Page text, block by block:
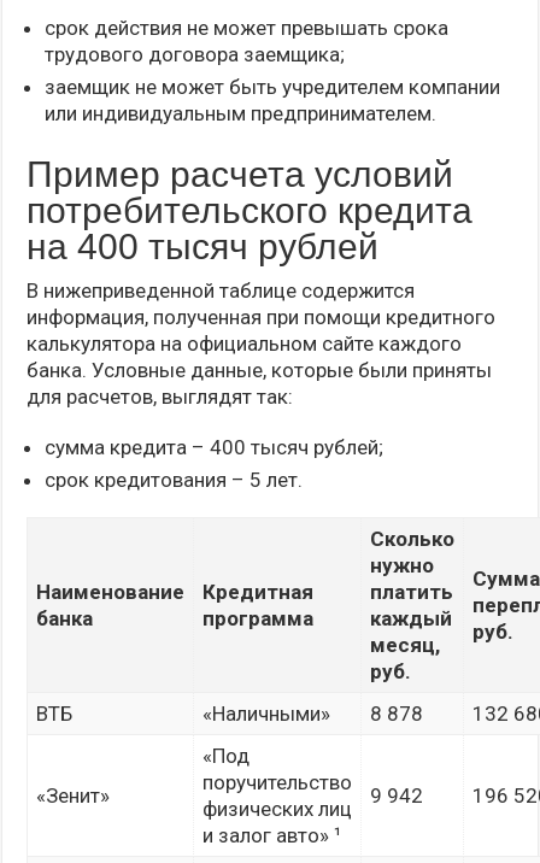
срок действия не может превышать срока
трудового договора заемщика;
заемщик не может быть учредителем компании
или индивидуальным предпринимателем.
Пример расчета условий
потребительского кредита
на 400 тысяч рублей
В нижеприведенной таблице содержится
информация, полученная при помощи кредитного
калькулятора на официальном сайте каждого
банка. Условные данные, которые были приняты
для расчетов, выглядят так:
сумма кредита – 400 тысяч рублей;
срок кредитования – 5 лет.
Наименование
банка
Кредитная
программа
Сколько
нужно
платить
каждый
месяц,
руб.
Сумма
руб.
ВТБ «Наличными» 8 878 132
«Зенит»
«Под
поручительство
физических лиц
и залог авто» ¹
9 942 196